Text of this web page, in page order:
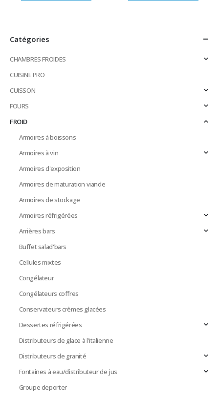
Catégories
CHAMBRES FROIDES
CUISINE PRO
CUISSON
FOURS
FROID
Armoires à boissons
Armoires à vin
Armoires d'exposition
Armoires de maturation viande
Armoires de stockage
Armoires réfrigérées
Arrières bars
Buffet salad'bars
Cellules mixtes
Congélateur
Congélateurs coffres
Conservateurs crèmes glacées
Dessertes réfrigérées
Distributeurs de glace à l'italienne
Distributeurs de granité
Fontaines à eau/distributeur de jus
Groupe deporter